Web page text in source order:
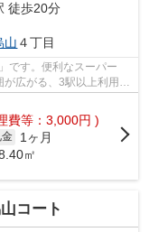
徒歩20分
山 ４丁目
です。便利なスーパー
が広がる、3駅以上利用可
費等：3,000円 )
1ヶ月
㎡
コート